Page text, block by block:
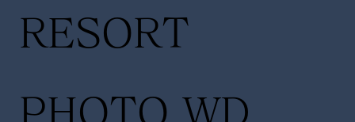
RESORT
PHOTO WD